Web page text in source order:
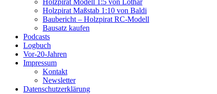
Holzpirat Modell 1:5 von Lothar
Holzpirat Maßstab 1:10 von Baldi
Baubericht – Holzpirat RC-Modell
Bausatz kaufen
Podcasts
Logbuch
Vor-20-Jahren
Impressum
Kontakt
Newsletter
Datenschutzerklärung